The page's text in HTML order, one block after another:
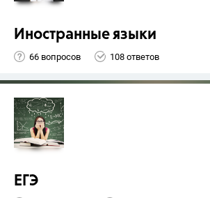
Иностранные языки
66 вопросов 108 ответов
ЕГЭ